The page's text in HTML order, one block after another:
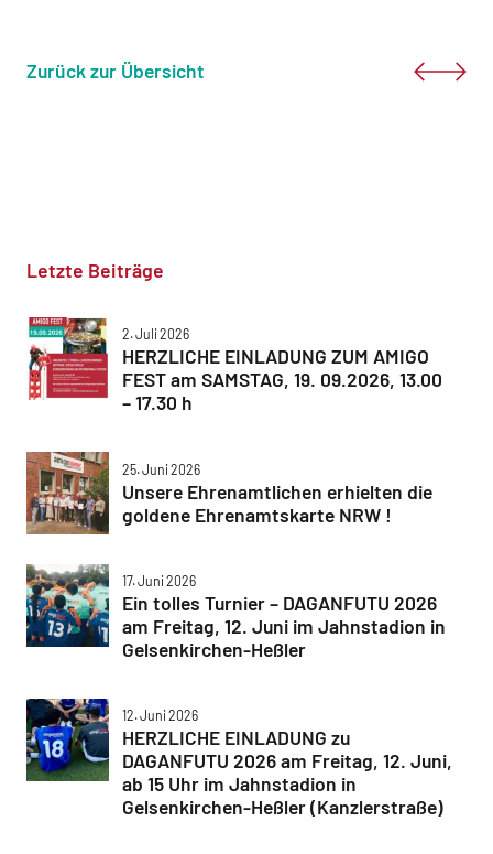
Zurück zur Übersicht
Letzte Beiträge
2. Juli 2026
HERZLICHE EINLADUNG ZUM AMIGO
FEST am SAMSTAG, 19. 09.2026, 13.00
– 17.30 h
25. Juni 2026
Unsere Ehrenamtlichen erhielten die
goldene Ehrenamtskarte NRW !
17. Juni 2026
Ein tolles Turnier – DAGANFUTU 2026
am Freitag, 12. Juni im Jahnstadion in
Gelsenkirchen-Heßler
12. Juni 2026
HERZLICHE EINLADUNG zu
DAGANFUTU 2026 am Freitag, 12. Juni,
ab 15 Uhr im Jahnstadion in
Gelsenkirchen-Heßler (Kanzlerstraße)